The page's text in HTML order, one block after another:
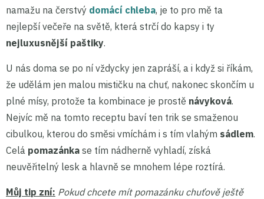
namažu na čerstvý domácí chleba, je to pro mě ta
nejlepší večeře na světě, která strčí do kapsy i ty
nejluxusnější paštiky.
U nás doma se po ní vždycky jen zapráší, a i když si říkám,
že udělám jen malou mističku na chuť, nakonec skončím u
plné mísy, protože ta kombinace je prostě návyková.
Nejvíc mě na tomto receptu baví ten trik se smaženou
cibulkou, kterou do směsi vmíchám i s tím vlahým sádlem.
Celá pomazánka se tím nádherně vyhladí, získá
neuvěřitelný lesk a hlavně se mnohem lépe roztírá.
Můj tip zní: Pokud chcete mít pomazánku chuťově ještě